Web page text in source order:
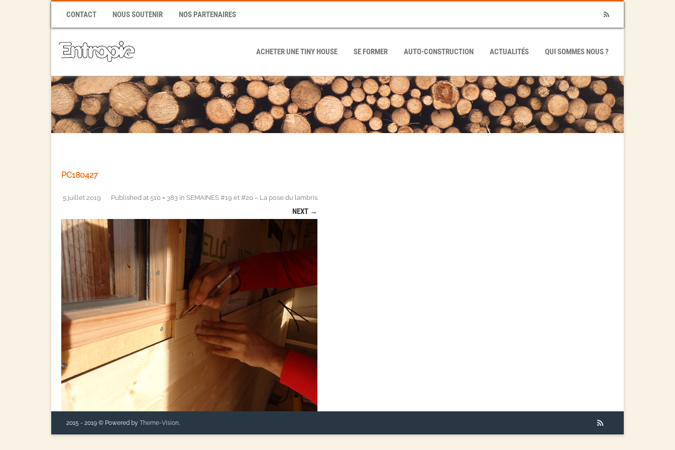
CONTACT NOUS SOUTENIR NOS PARTENAIRES
ACHETER UNE TINY HOUSE SE FORMER AUTO-CONSTRUCTION ACTUALITÉS QUI SOMMES NOUS ?
PC180427
Published
5 juillet 2019 at 510 × 383 in SEMAINES #19 et #20 – La pose du lambris.
NEXT →
2015 - 2019 © Powered by Theme-Vision.